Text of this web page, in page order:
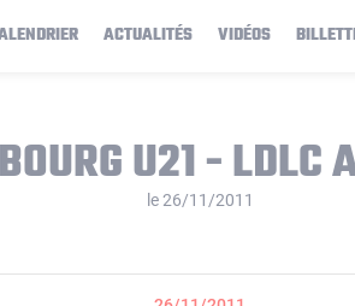
ACTUALITÉS VIDÉOS
U21 - LDLC
le 26/11/2011